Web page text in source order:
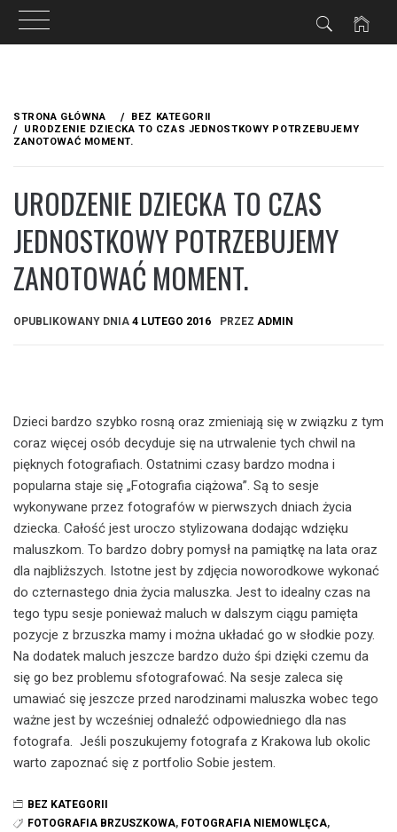
treści
STRONA GŁÓWNA
BEZ KATEGORII
URODZENIE DZIECKA TO CZAS JEDNOSTKOWY POTRZEBUJEMY
ZANOTOWAĆ MOMENT.
URODZENIE DZIECKA TO CZAS
JEDNOSTKOWY POTRZEBUJEMY
ZANOTOWAĆ MOMENT.
OPUBLIKOWANY DNIA 4 LUTEGO 2016 PRZEZ ADMIN
Dzieci bardzo szybko rosną oraz zmieniają się w związku z tym
coraz więcej osób decyduje się na utrwalenie tych chwil na
pięknych fotografiach. Ostatnimi czasy bardzo modna i
popularna staje się „Fotografia ciążowa”. Są to sesje
wykonywane przez fotografów w pierwszych dniach życia
dziecka. Całość jest uroczo stylizowana dodając wdzięku
maluszkom. To bardzo dobry pomysł na pamiątkę na lata oraz
dla najbliższych. Istotne jest by zdjęcia noworodkowe wykonać
do czternastego dnia życia maluszka. Jest to idealny czas na
tego typu sesje ponieważ maluch w dalszym ciągu pamięta
pozycje z brzuszka mamy i można układać go w słodkie pozy.
Na dodatek maluch jeszcze bardzo dużo śpi dzięki czemu da
się go bez problemu sfotografować. Na sesje zaleca się
umawiać się jeszcze przed narodzinami maluszka wobec tego
ważne jest by wcześniej odnaleźć odpowiedniego dla nas
fotografa. Jeśli poszukujemy fotografa z Krakowa lub okolic
warto zapoznać się z portfolio Sobie jestem.
BEZ KATEGORII
FOTOGRAFIA BRZUSZKOWA, FOTOGRAFIA NIEMOWLĘCA,